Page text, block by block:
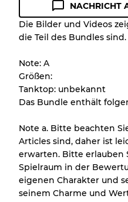
Zustandsrichtlinie
Alle Produkte
jedes Artikels vor
können.
Es gibt eine
Unser 3-Stufen-
Note AFast neu,
NACHRICHT
Die Bilder und Videos
die Teil des Bundles sind.
Note: A
Größen:
Tanktop: unbekannt
Das Bundle enthält
Note a. Bitte beachten
Articles sind, daher ist
erwarten. Bitte erlauben
Spielraum in der
eigenen Charakter und
seinem Charme und